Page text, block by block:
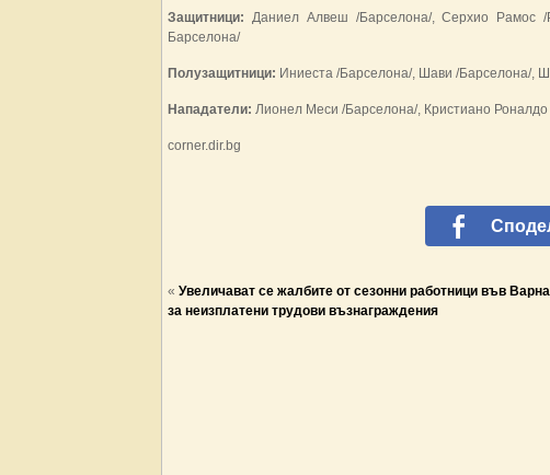
Защитници: Даниел Алвеш /Барселона/, Серхио
Барселона/
Полузащитници: Иниеста /Барселона/, Шави /Барселона/,
Нападатели: Лионел Меси /Барселона/, Кристиано
corner.dir.bg
« Увеличават се жалбите от сезонни работници във Варна
за неизплатени трудови възнаграждения